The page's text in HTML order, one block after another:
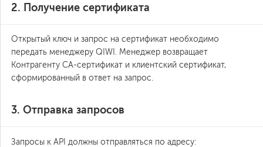
2. Получение сертификата
Открытый ключ и запрос на сертификат необходимо
передать менеджеру QIWI. Менеджер возвращает
Контрагенту СА-сертификат и клиентский сертификат,
сформированный в ответ на запрос.
3. Отправка запросов
Запросы к API должны отправляться по адресу: